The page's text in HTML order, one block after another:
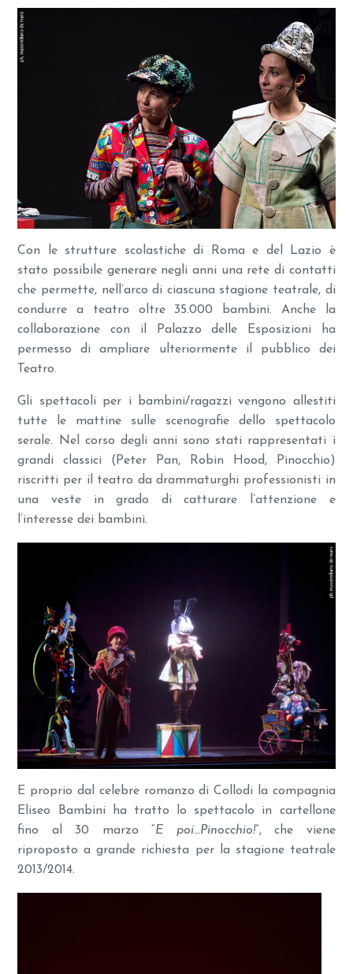
Con le strutture scolastiche di Roma e del Lazio è
stato possibile generare negli anni una rete di contatti
che permette, nell’arco di ciascuna stagione teatrale, di
condurre a teatro oltre 35.000 bambini. Anche la
collaborazione con il Palazzo delle Esposizioni ha
permesso di ampliare ulteriormente il pubblico dei
Teatro.
Gli spettacoli per i bambini/ragazzi vengono allestiti
tutte le mattine sulle scenografie dello spettacolo
serale. Nel corso degli anni sono stati rappresentati i
grandi classici (Peter Pan, Robin Hood, Pinocchio)
riscritti per il teatro da drammaturghi professionisti in
una veste in grado di catturare l’attenzione e
l’interesse dei bambini.
E proprio dal celebre romanzo di Collodi la compagnia
Eliseo Bambini ha tratto lo spettacolo in cartellone
fino al 30 marzo “E poi…Pinocchio!”, che viene
riproposto a grande richiesta per la stagione teatrale
2013/2014.